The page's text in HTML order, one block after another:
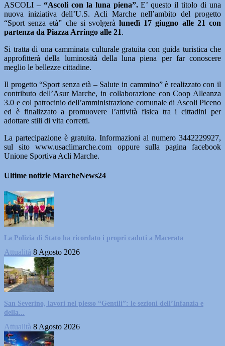
ASCOLI –“Ascoli con la luna piena”.E’ questo il titolo di una
nuova iniziativa dell’U.S. Acli Marche nell’ambito del progetto
“Sport senza età” che si svolgeràlunedì 17 giugno alle 21 con
partenza da Piazza Arringo alle 21.
Si tratta di una camminata culturale gratuita con guida turistica che
approfitterà della luminosità della luna piena per far conoscere
meglio le bellezze cittadine.
Il progetto “Sport senza età – Salute in cammino” è realizzato con il
contributo dell’Asur Marche, in collaborazione con Coop Alleanza
3.0 e col patrocinio dell’amministrazione comunale di Ascoli Piceno
ed è finalizzato a promuovere l’attività fisica tra i cittadini per
adottare stili di vita corretti.
La partecipazione è gratuita. Informazioni al numero 3442229927,
sul sito www.usaclimarche.com oppure sulla pagina facebook
Unione Sportiva Acli Marche.
Ultime notizie MarcheNews24
La Polizia di Stato ha ricordato i propri caduti a Macerata
Attualità 8 Agosto 2026
San Severino, lavori nel plesso “Gentili”: le sezioni dell’Infanzia e
della...
Attualità 8 Agosto 2026